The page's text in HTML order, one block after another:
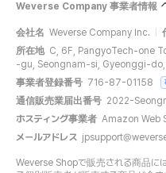
Weverse Company 事業者情報
会社名 Weverse Company Inc.
所在地 C, 6F, PangyoTech-one
-gu, Seongnam-si, Gyeonggi-do,
事業者登録番号 716-87-01158
通信販売業届出番号 2022-
ホスティング事業者 Amazon Web
メールアドレス
Weverse Shopで販売される商品に